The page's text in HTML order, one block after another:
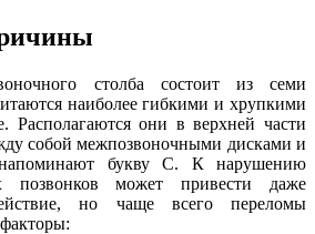
столба состоит из семи
наиболее гибкими и хрупкими
Располагаются они в верхней части
собой межпозвоночными дисками и
букву С. К нарушению
позвонков может привести даже
но чаще всего переломы